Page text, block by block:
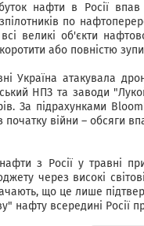
нафти в Росії
по
великі об'єкти
або повністю
Україна атакувала
НПЗ та заводи
За підрахунками
початку війни – обсяги
з Росії у травні
через високі
що це лише
нафту всередині Росії